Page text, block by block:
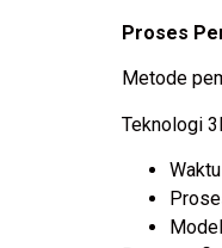
Proses
Metode
Teknologi